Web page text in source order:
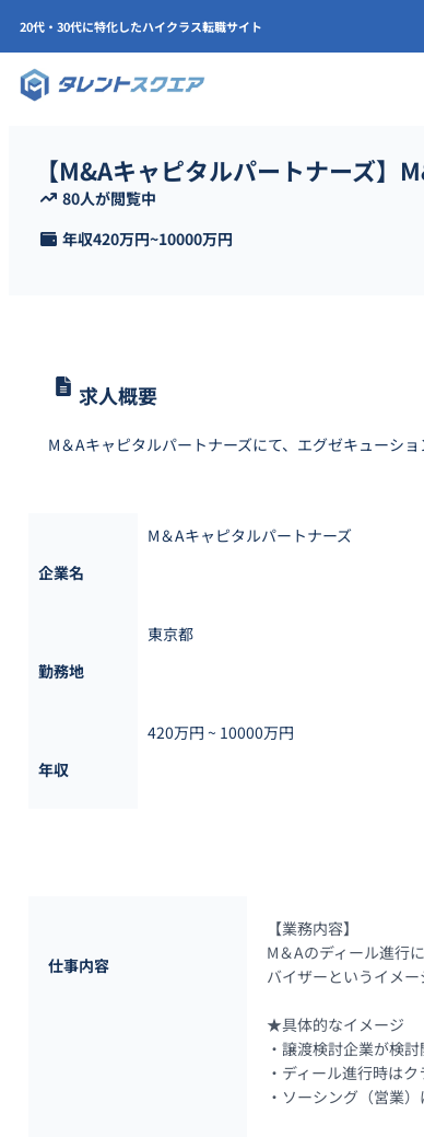
20代・30代に特化したハイクラス転職サイト
【M&Aキャピタルパートナーズ】
80人が閲覧中
年収420万円~10000万円
求人概要
M＆Aキャピタルパートナーズにて、エグゼキューシ
企業名
M＆Aキャピタルパートナーズ
勤務地
東京都
年収
420万円 ~ 10000万円
仕事内容
【業務内容】
M＆Aのディール進行
バイザーというイメー
★具体的なイメージ
・譲渡検討企業が検
・ディール進行時は
・ソーシング（営業